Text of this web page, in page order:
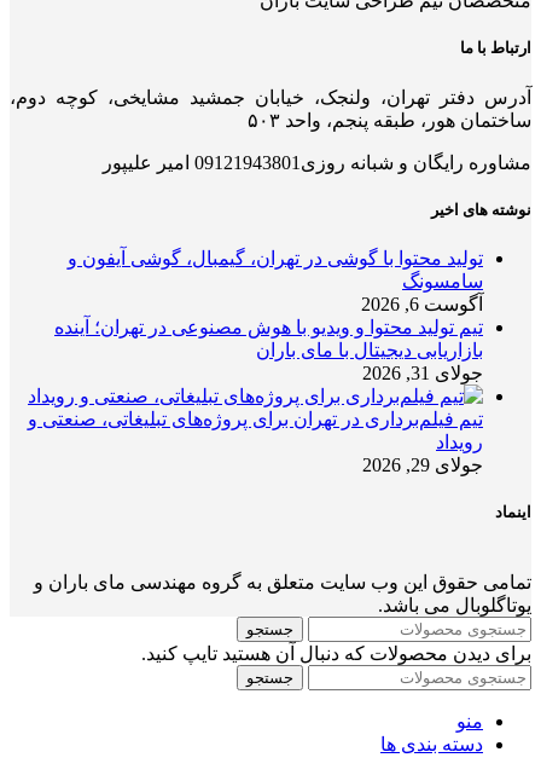
ارتباط با ما
آدرس دفتر تهران، ولنجک، خیابان جمشید مشایخی، کوچه دوم،
ساختمان هور، طبقه پنجم، واحد ۵۰۳
مشاوره رایگان و شبانه روزی09121943801 امیر علیپور
نوشته های اخیر
تولید محتوا با گوشی در تهران، گیمبال، گوشی آیفون و
سامسونگ
آگوست 6, 2026
تیم تولید محتوا و ویدیو با هوش مصنوعی در تهران؛ آینده
بازاریابی دیجیتال با مای باران
جولای 31, 2026
تیم فیلم‌برداری در تهران برای پروژه‌های تبلیغاتی، صنعتی و
رویداد
جولای 29, 2026
اینماد
تمامی حقوق این وب سایت متعلق به گروه مهندسی مای باران و
یوتاگلوبال می باشد.
جستجو
برای دیدن محصولات که دنبال آن هستید تایپ کنید.
جستجو
منو
دسته بندی ها